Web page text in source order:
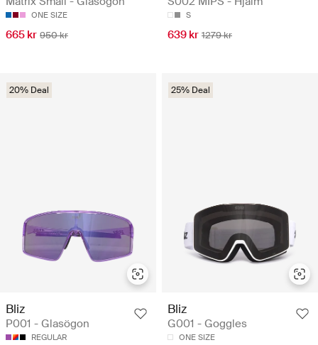
ONE SIZE
665 kr 950 kr
S
639 kr 1279 kr
20% Deal
Bliz
P001 - Glasögon
REGULAR
25% Deal
Bliz
G001 - Goggles
ONE SIZE